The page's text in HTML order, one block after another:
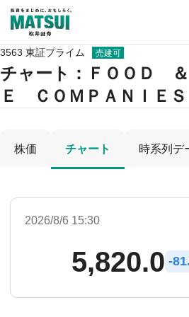
3563 東証プライム 売建可
チャート： ＦＯＯＤ
Ｅ ＣＯＭＰＡＮＩＥＳ
株価 チャート 時系列デ
2026/8/6 15:30
5,820.0 -